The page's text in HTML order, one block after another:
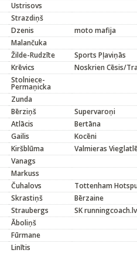
Ustrisovs
Strazdiņš
Dzenis
moto mafija
Malančuka
Žilde-Rudzīte
Sports Pļaviņās
Krēvics
Noskrien Cēsis/
Stolniece-
Permaņicka
Zunda
Bērziņš
Supervaroņi
Atlācis
Bertāna
Gailis
Kocēni
Kiršblūma
Valmieras
Vanags
Markuss
Čuhalovs
Tottenham
Skrastiņš
Bērzaine
Straubergs
SK runningcoach.lv
Āboliņš
Fūrmane
Linītis